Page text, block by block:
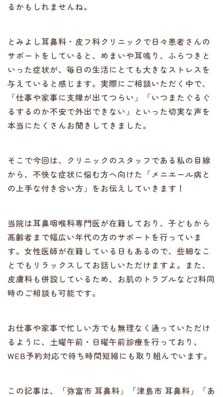
るかもしれませんね。
とみよし耳鼻科・皮フ科クリニックで日々患者さんの
サポートをしていると、めまいや耳鳴り、ふらつきと
いった症状が、毎日の生活にとても大きなストレスを
与えていると感じます。実際にご相談いただく中で、
「仕事や家事に支障が出てつらい」「いつまたぐるぐ
るするのか不安で外出できない」といった切実な声を
本当にたくさんお聞きしてきました。
そこで今回は、クリニックのスタッフである私の目線
から、不快な症状に悩む方へ向けた「メニエール病と
の上手な付き合い方」をお伝えしていきます！
当院は耳鼻咽喉科専門医が在籍しており、子どもから
高齢者まで幅広い年代の方のサポートを行っていま
す。女性医師が在籍している日もあるので、些細なこ
とでもリラックスしてお話しいただけますよ。また、
皮膚科も併設しているため、お肌のトラブルなど2科同
時のご相談も可能です。
お仕事や家事で忙しい方でも無理なく通っていただけ
るように、土曜午前・日曜午前診療を行っており、
WEB予約対応で待ち時間短縮にも取り組んでいます。
この記事は、「弥富市 耳鼻科」「津島市 耳鼻科」「あ